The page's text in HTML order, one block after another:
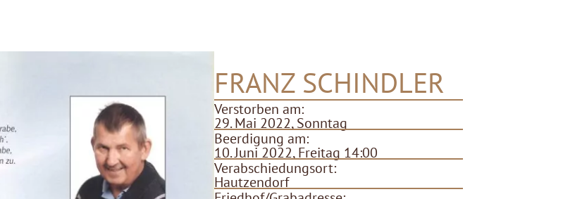
FRANZ SCHINDLER
Verstorben am:
29. Mai 2022, Sonntag
Beerdigung am:
10. Juni 2022, Freitag 14:00
Verabschiedungsort:
Hautzendorf